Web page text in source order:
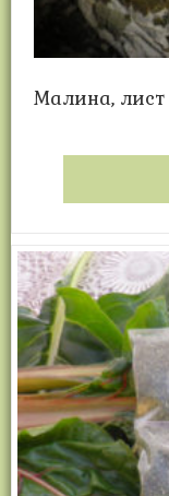
Малина, лист